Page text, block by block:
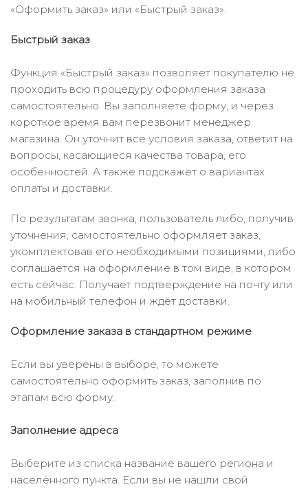
«Оформить заказ» или «Быстрый заказ».
Быстрый заказ
Функция «Быстрый заказ» позволяет покупателю не
проходить всю процедуру оформления заказа
самостоятельно. Вы заполняете форму, и через
короткое время вам перезвонит менеджер
магазина. Он уточнит все условия заказа, ответит на
вопросы, касающиеся качества товара, его
особенностей. А также подскажет о вариантах
оплаты и доставки.
По результатам звонка, пользователь либо, получив
уточнения, самостоятельно оформляет заказ,
укомплектовав его необходимыми позициями, либо
соглашается на оформление в том виде, в котором
есть сейчас. Получает подтверждение на почту или
на мобильный телефон и ждёт доставки.
Оформление заказа в стандартном режиме
Если вы уверены в выборе, то можете
самостоятельно оформить заказ, заполнив по
этапам всю форму.
Заполнение адреса
Выберите из списка название вашего региона и
населённого пункта. Если вы не нашли свой